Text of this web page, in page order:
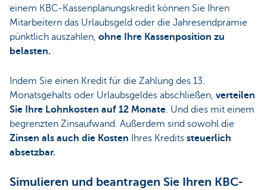
einem KBC-Kassenplanungskredit können Sie Ihren
Mitarbeitern das Urlaubsgeld oder die Jahresendprämie
pünktlich auszahlen, ohne Ihre Kassenposition zu
belasten.
Indem Sie einen Kredit für die Zahlung des 13.
Monatsgehalts oder Urlaubsgeldes abschließen, verteilen
Sie Ihre Lohnkosten auf 12 Monate. Und dies mit einem
begrenzten Zinsaufwand. Außerdem sind sowohl die
Zinsen als auch die Kosten Ihres Kredits steuerlich
absetzbar.
Simulieren und beantragen Sie Ihren KBC-